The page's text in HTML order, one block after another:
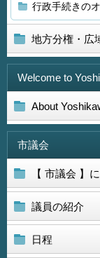
行政手続きの
地方分権・広
Welcome to
About
市議会
【 市議会 】
議員の紹介
日程